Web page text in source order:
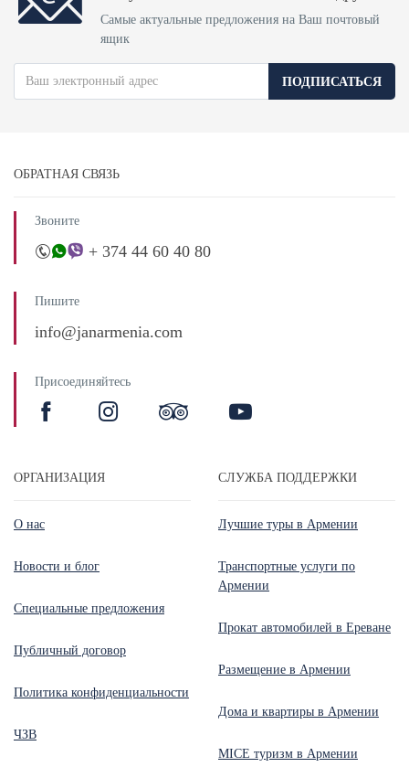
Самые актуальные предложения на Ваш почтовый
ящик
ПОДПИСАТЬСЯ
ОБРАТНАЯ СВЯЗЬ
Звоните
+ 374 44 60 40 80
Пишите
info@janarmenia.com
Присоединяйтесь
ОРГАНИЗАЦИЯ
О нас
Новости и блог
Специальные предложения
Публичный договор
Политика конфиденциальности
ЧЗВ
СЛУЖБА ПОДДЕРЖКИ
Лучшие туры в Армении
Транспортные услуги по
Армении
Прокат автомобилей в Ереване
Размещение в Армении
Дома и квартиры в Армении
MICE туризм в Армении